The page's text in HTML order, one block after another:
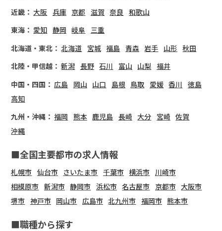
近畿： 大阪 兵庫 京都 滋賀 奈良 和歌山
東海： 愛知 静岡 岐阜
三重
北海道・東北： 北海道 宮城 福島 青森 岩手 山形 秋田
北陸・甲信越： 新潟 長野 石川 富山 山梨 福井
中国・四国： 広島 岡山 山口 島根 鳥取 愛媛 香川 徳島
高知
九州・沖縄： 福岡 熊本 鹿児島 長崎 大分 宮崎 佐賀
沖縄
■全国主要都市の求人情報
札幌市 仙台市 さいたま市 千葉市 横浜市
川崎市
相模原市 新潟市 静岡市 浜松市 名古屋市 京都市 大阪市
堺市 神戸市 岡山市 広島市 北九州市 福岡市 熊本市
■職種から探す